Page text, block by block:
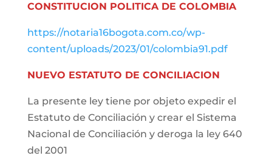
CONSTITUCION POLITICA DE COLOMBIA
https://notaria16bogota.com.co/wp-
content/uploads/2023/01/colombia91.pdf
NUEVO ESTATUTO DE CONCILIACION
La presente ley tiene por objeto expedir el
Estatuto de Conciliación y crear el Sistema
Nacional de Conciliación y deroga la ley 640
del 2001